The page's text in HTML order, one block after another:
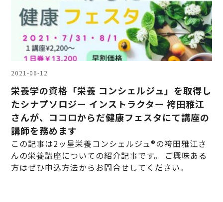
2021-06-12
栄養学の資格「栄養 コンシェルジュ」を取得し
たシナプソロジー インストラクター 袴田雅江
さんが、ココロからだ健康フェスタにて講座の
講師を務めます
この記事は2ッ星栄養コンシェルジュ®の袴田雅江さ
んの栄養講座についての紹介記事です。 ご興味ある
方はぜひ申込方法からお問合せしてください。